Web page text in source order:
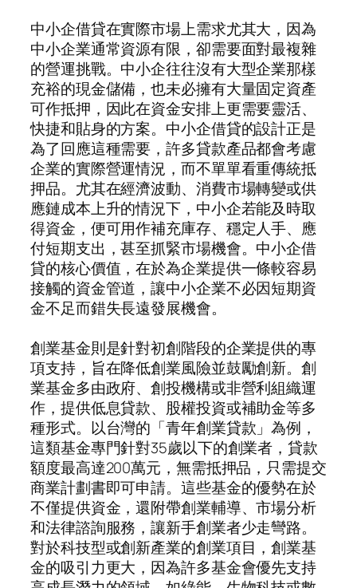
中小企借貸在實際市場上需求尤其大，因為
中小企業通常資源有限，卻需要面對最複雜
的營運挑戰。中小企往往沒有大型企業那樣
充裕的現金儲備，也未必擁有大量固定資產
可作抵押，因此在資金安排上更需要靈活、
快捷和貼身的方案。中小企借貸的設計正是
為了回應這種需要，許多貸款產品都會考慮
企業的實際營運情況，而不單單看重傳統抵
押品。尤其在經濟波動、消費市場轉變或供
應鏈成本上升的情況下，中小企若能及時取
得資金，便可用作補充庫存、穩定人手、應
付短期支出，甚至抓緊市場機會。中小企借
貸的核心價值，在於為企業提供一條較容易
接觸的資金管道，讓中小企業不必因短期資
金不足而錯失長遠發展機會。
創業基金則是針對初創階段的企業提供的專
項支持，旨在降低創業風險並鼓勵創新。創
業基金多由政府、創投機構或非營利組織運
作，提供低息貸款、股權投資或補助金等多
種形式。以台灣的「青年創業貸款」為例，
這類基金專門針對35歲以下的創業者，貸款
額度最高達200萬元，無需抵押品，只需提交
商業計劃書即可申請。這些基金的優勢在於
不僅提供資金，還附帶創業輔導、市場分析
和法律諮詢服務，讓新手創業者少走彎路。
對於科技型或創新產業的創業項目，創業基
金的吸引力更大，因為許多基金會優先支持